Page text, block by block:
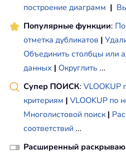
построение диаграмм |
Популярные функции:
отметка дубликатов |
Объединить столбцы или
данных | Округлить ...
Супер ПОИСК: VLOOKUP
критериям | VLOOKUP по
Многолистовой поиск |
соответствий ...
Расширенный